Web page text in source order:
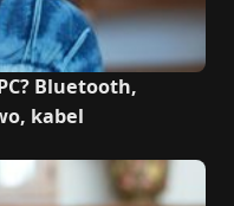
Bluetooth,
kabel